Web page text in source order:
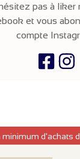
pas à liker
et vous
compte
minimum d'achats